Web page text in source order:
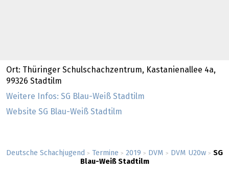
Deutsche Schachjugend > Termine > 2019 > DVM > DVM U20w > SG
Blau-Weiß Stadtilm
Ort: Thüringer Schulschachzentrum, Kastanienallee 4a,
99326 Stadtilm
Weitere Infos: SG Blau-Weiß Stadtilm
Website SG Blau-Weiß Stadtilm